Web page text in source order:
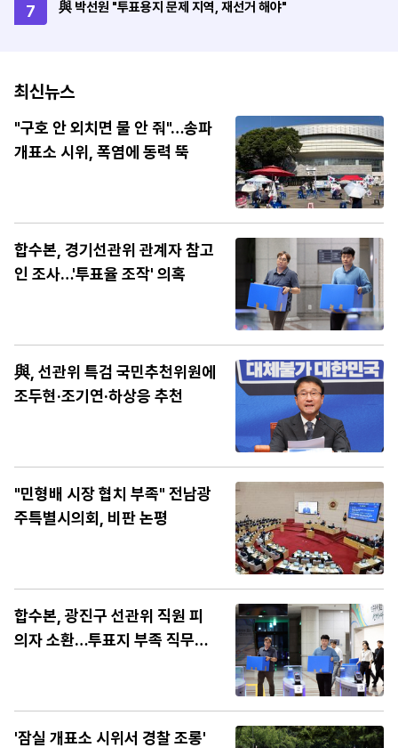
7 與 박선원 "투표용지 문제 지역, 재선거 해야"
최신뉴스
"구호 안 외치면 물 안 줘"…송파
개표소 시위, 폭염에 동력 뚝
합수본, 경기선관위 관계자 참고
인 조사…'투표율 조작' 의혹
與, 선관위 특검 국민추천위원에
조두현·조기연·하상응 추천
"민형배 시장 협치 부족" 전남광
주특별시의회, 비판 논평
합수본, 광진구 선관위 직원 피
의자 소환…투표지 부족 직무유
'잠실 개표소 시위서 경찰 조롱'